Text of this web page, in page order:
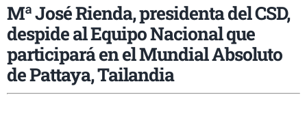
Mª José Rienda, presidenta del CSD,
despide al Equipo Nacional que
participará en el Mundial Absoluto
de Pattaya, Tailandia